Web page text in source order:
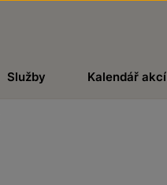
Služby Kalendář akcí